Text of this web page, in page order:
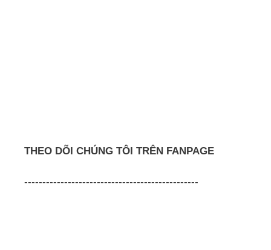
THEO DÕI CHÚNG TÔI TRÊN FANPAGE
------------------------------------------------